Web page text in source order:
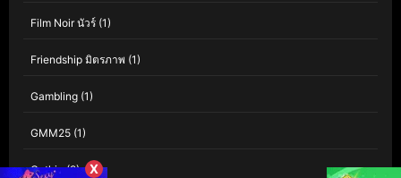
Film Noir นัวร์ (1)
Friendship มิตรภาพ (1)
Gambling (1)
GMM25 (1)
Gothic(9) X